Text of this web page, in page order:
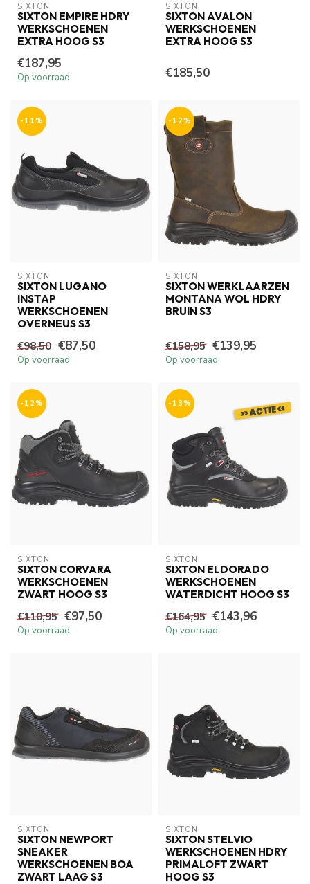
SIXTON
SIXTON EMPIRE HDRY
WERKSCHOENEN
EXTRA HOOG S3
€187,95
Op voorraad
SIXTON
SIXTON AVALON
WERKSCHOENEN
EXTRA HOOG S3
€185,50
-11%
SIXTON
SIXTON LUGANO
INSTAP
WERKSCHOENEN
OVERNEUS S3
€98,50 €87,50
Op voorraad
-12%
SIXTON
SIXTON WERKLAARZEN
MONTANA WOL HDRY
BRUIN S3
€158,95 €139,95
Op voorraad
-12%
SIXTON
SIXTON CORVARA
WERKSCHOENEN
ZWART HOOG S3
€110,95 €97,50
Op voorraad
-13%
SIXTON
SIXTON ELDORADO
WERKSCHOENEN
WATERDICHT HOOG S3
€164,95 €143,96
Op voorraad
SIXTON
SIXTON NEWPORT
SNEAKER
WERKSCHOENEN BOA
ZWART LAAG S3
SIXTON
SIXTON STELVIO
WERKSCHOENEN HDRY
PRIMALOFT ZWART
HOOG S3